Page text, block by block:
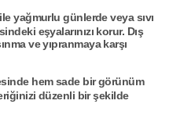
yağmurlu günlerde veya sıvı
eşyalarınızı korur. Dış
ve yıpranmaya karşı
hem sade bir görünüm
düzenli bir şekilde